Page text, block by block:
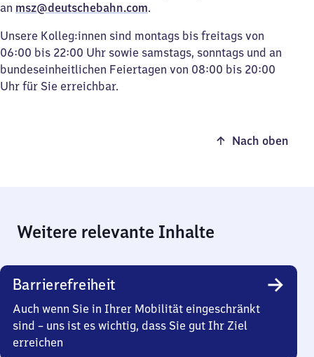
an msz@deutschebahn.com.
Unsere Kolleg:innen sind montags bis freitags von
06:00 bis 22:00 Uhr sowie samstags, sonntags und an
bundeseinheitlichen Feiertagen von 08:00 bis 20:00
Uhr für Sie erreichbar.
Nach oben
Weitere relevante Inhalte
Barrierefreiheit
Auch wenn Sie in Ihrer Mobilität eingeschränkt
sind – uns ist es wichtig, dass Sie gut Ihr Ziel
erreichen